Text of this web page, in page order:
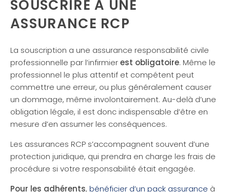
SOUSCRIRE À UNE
ASSURANCE RCP
La souscription a une assurance responsabilité civile
professionnelle par l’infirmierest obligatoire. Même le
professionnel le plus attentif et compétent peut
commettre une erreur, ou plus généralement causer
un dommage, même involontairement. Au-delà d’une
obligation légale, il est donc indispensable d’être en
mesure d’en assumer les conséquences.
Les assurances RCP s’accompagnent souvent d’une
protection juridique, qui prendra en charge les frais de
procédure si votre responsabilité était engagée.
Pour les adhérents, bénéficier d’un pack assurance à